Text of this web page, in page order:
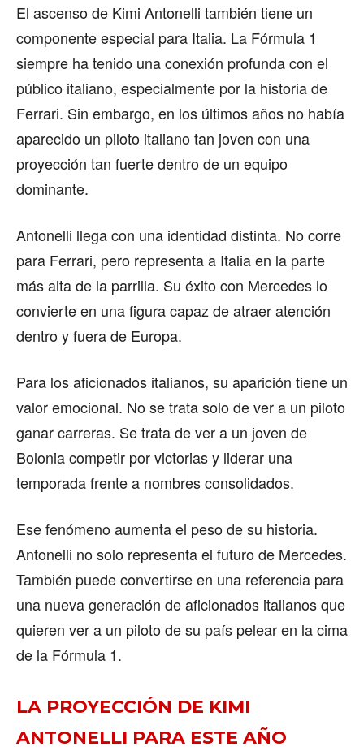
El ascenso de Kimi Antonelli también tiene un
componente especial para Italia. La Fórmula 1
siempre ha tenido una conexión profunda con el
público italiano, especialmente por la historia de
Ferrari. Sin embargo, en los últimos años no había
aparecido un piloto italiano tan joven con una
proyección tan fuerte dentro de un equipo
dominante.
Antonelli llega con una identidad distinta. No corre
para Ferrari, pero representa a Italia en la parte
más alta de la parrilla. Su éxito con Mercedes lo
convierte en una figura capaz de atraer atención
dentro y fuera de Europa.
Para los aficionados italianos, su aparición tiene un
valor emocional. No se trata solo de ver a un piloto
ganar carreras. Se trata de ver a un joven de
Bolonia competir por victorias y liderar una
temporada frente a nombres consolidados.
Ese fenómeno aumenta el peso de su historia.
Antonelli no solo representa el futuro de Mercedes.
También puede convertirse en una referencia para
una nueva generación de aficionados italianos que
quieren ver a un piloto de su país pelear en la cima
de la Fórmula 1.
LA PROYECCIÓN DE KIMI
ANTONELLI PARA ESTE AÑO